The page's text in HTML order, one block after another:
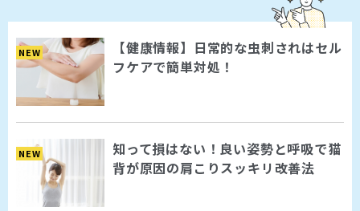
NEW
【健康情報】日常的な虫刺されはセル
フケアで簡単対処！
NEW
知って損はない！良い姿勢と呼吸で猫
背が原因の肩こりスッキリ改善法